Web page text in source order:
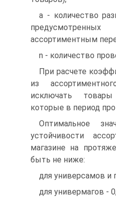
а - количество
ассортиментным
n - количество
При расчете
из
исключать
которые в период
Оптимальное
устойчивости
магазине на
быть не ниже:
для универсамов и
для универмагов -